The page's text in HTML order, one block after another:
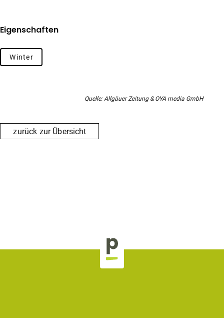
Eigenschaften
Winter
Quelle: Allgäuer Zeitung & OYA media GmbH
zurück zur Übersicht